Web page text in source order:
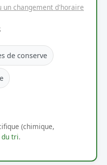
changement d'horaire
de conserve
(chimique,
du tri.